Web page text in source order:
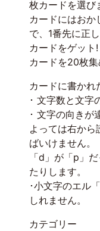
枚カードを選び
カードにはお
で、1番先に正
カードをゲット!
カードを20枚集
カードに書かれ
･ 文字数と文字
･ 文字の向きが
よっては右か
ばいけません。
「d」が「p」
たりします。
･小文字のエル
しれません。
カテゴリー